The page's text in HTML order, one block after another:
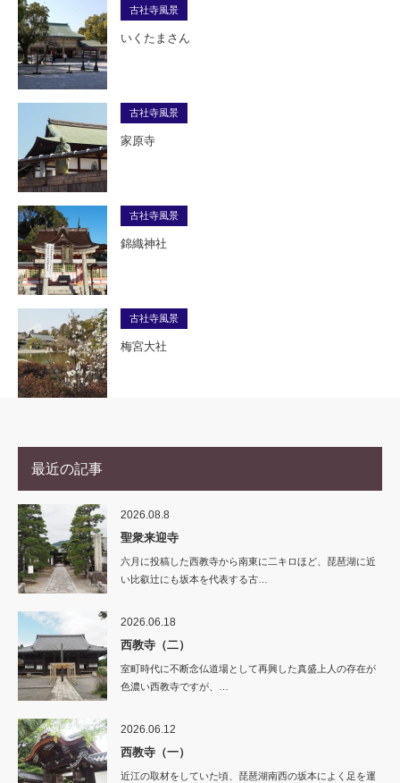
古社寺風景
いくたまさん
古社寺風景
家原寺
古社寺風景
錦織神社
古社寺風景
梅宮大社
最近の記事
2026.08.8
聖衆来迎寺
六月に投稿した西教寺から南東に二キロほど、琵琶湖に近
い比叡辻にも坂本を代表する古…
2026.06.18
西教寺（二）
室町時代に不断念仏道場として再興した真盛上人の存在が
色濃い西教寺ですが、…
2026.06.12
西教寺（一）
近江の取材をしていた頃、琵琶湖南西の坂本によく足を運